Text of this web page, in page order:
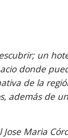
un
donde
de la
además de
Maria